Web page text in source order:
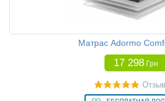
Матрас Adormo
17 298 Грн